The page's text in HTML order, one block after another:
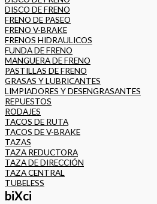
DISCO DE FRENO
FRENO DE PASEO
FRENO V-BRAKE
FRENOS HIDRAULICOS
FUNDA DE FRENO
MANGUERA DE FRENO
PASTILLAS DE FRENO
GRASAS Y LUBRICANTES
LIMPIADORES Y DESENGRASANTES
REPUESTOS
RODAJES
TACOS DE RUTA
TACOS DE V-BRAKE
TAZAS
TAZA REDUCTORA
TAZA DE DIRECCIÓN
TAZA CENTRAL
TUBELESS
biXci